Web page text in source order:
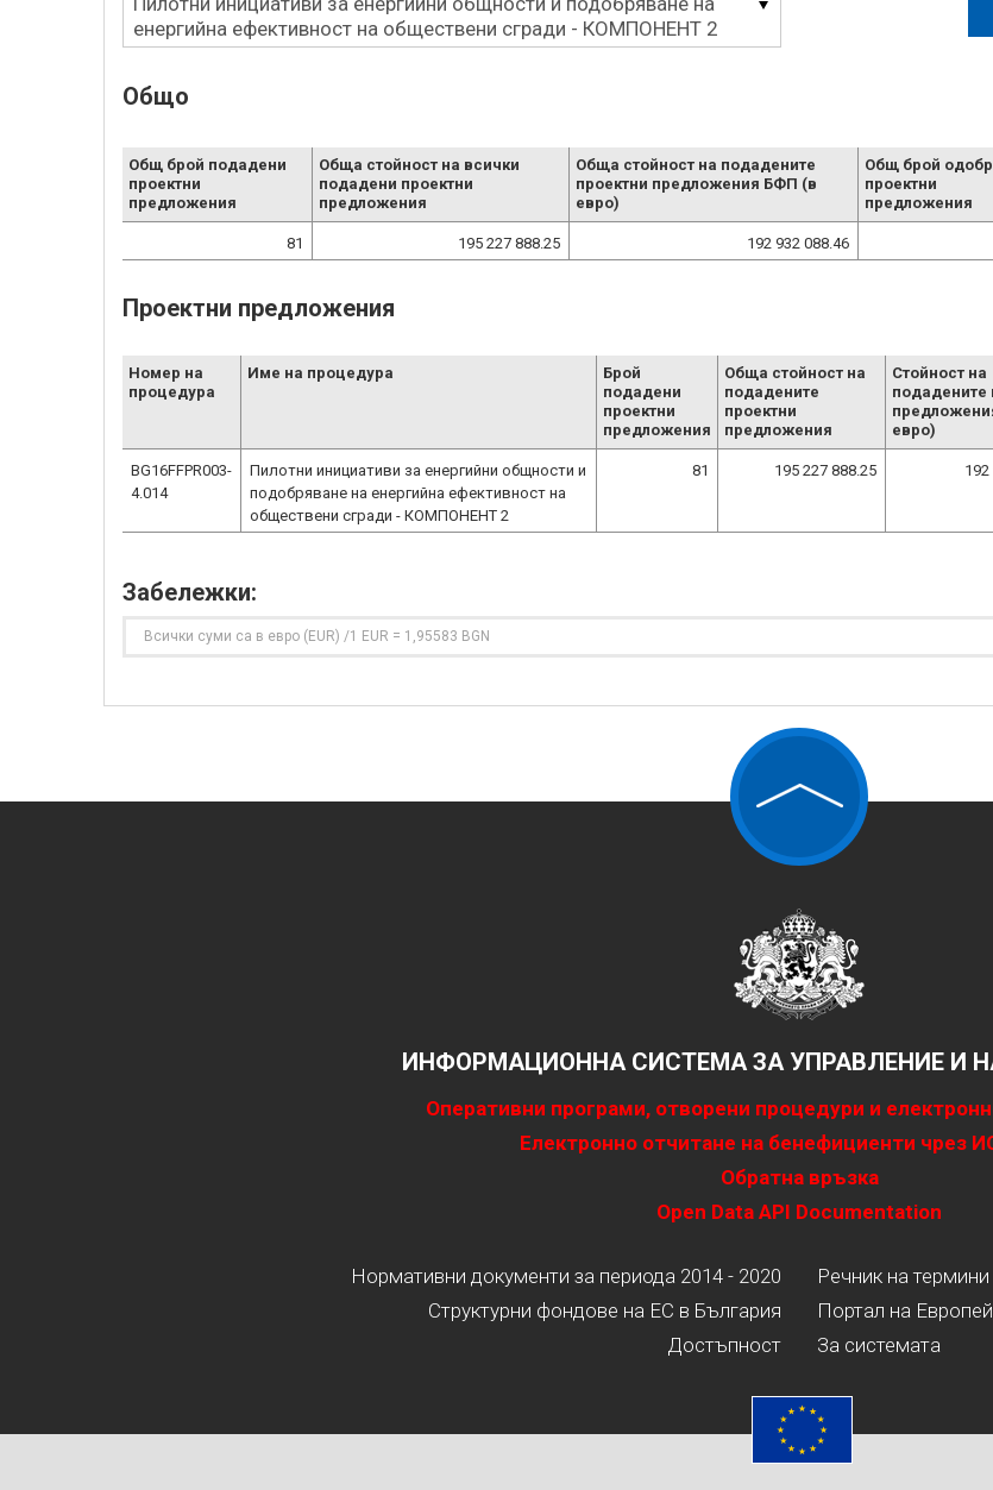
енергийна ефективност на обществени сгради - КОМПОНЕНТ 2
Общо
Общ брой подадени
проектни
предложения
Обща стойност на всички
подадени проектни
предложения
Обща стойност на подадените
проектни предложения БФП (в
евро)
Общ брой
проектни
предложения
81 195 227 888.25 192 932 088.46
Проектни предложения
Номер на
процедура
Име на процедура
Брой
подадени
проектни
предложения
Обща стойност на
подадените
проектни
предложения
Стойност на
подадените
евро)
BG16FFPR003-
4.014
Пилотни инициативи за енергийни общности и
подобряване на енергийна ефективност на
обществени сгради - КОМПОНЕНТ 2
81 195 227 888.25 192
Забележки:
Всички суми са в евро (EUR) /1 EUR = 1,95583 BGN
ИНФОРМАЦИОННА СИСТЕМА ЗА УПРАВЛЕНИЕ И
Оперативни програми, отворени процедури и
Електронно отчитане на бенефициенти чрез
Обратна връзка
Open Data API Documentation
Нормативни документи за периода 2014 - 2020
Структурни фондове на ЕС в България
Достъпност
Речник на
Портал на
За системата